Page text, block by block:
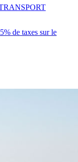
de taxes sur le